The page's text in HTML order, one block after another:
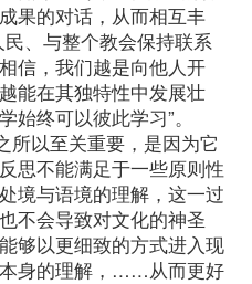
果的对话，从而相互丰
、与整个教会保持联系
信，我们越是向他人开
能在其独特性中发展壮
始终可以彼此学习”。
所以至关重要，是因为它
思不能满足于一些原则性
境与语境的理解，这一过
不会导致对文化的神圣
够以更细致的方式进入现
身的理解，……从而更好